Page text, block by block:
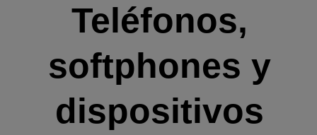
Teléfonos,
softphones y
dispositivos